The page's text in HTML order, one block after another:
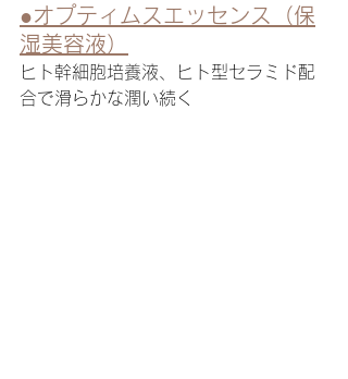
●オプティムスエッセンス（保
湿美容液）
ヒト幹細胞培養液、ヒト型セラミド配
合で滑らかな潤い続く